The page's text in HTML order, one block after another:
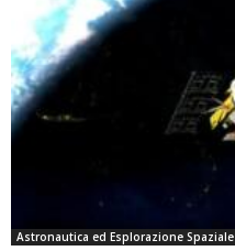
Astronautica ed Esplorazione Spaziale